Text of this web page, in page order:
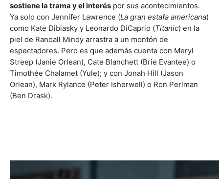
sostiene la trama y el interés por sus acontecimientos.
Ya solo con Jennifer Lawrence (La gran estafa americana)
como Kate Dibiasky y Leonardo DiCaprio (Titanic) en la
piel de Randall Mindy arrastra a un montón de
espectadores. Pero es que además cuenta con Meryl
Streep (Janie Orlean), Cate Blanchett (Brie Evantee) o
Timothée Chalamet (Yule); y con Jonah Hill (Jason
Orlean), Mark Rylance (Peter Isherwell) o Ron Perlman
(Ben Drask).